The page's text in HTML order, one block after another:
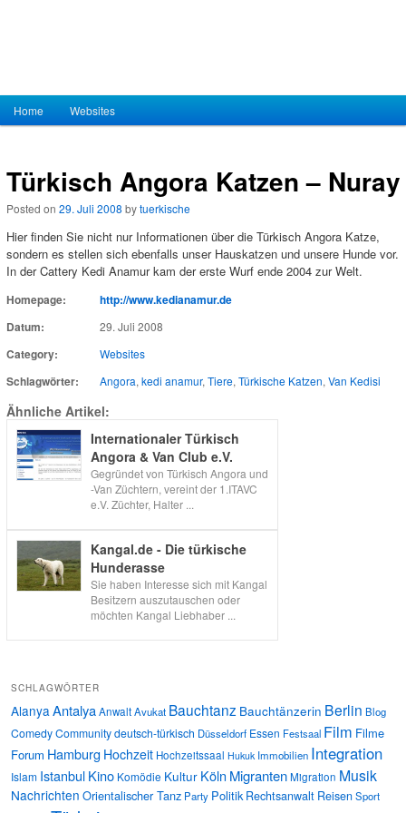
Hauptmenü
Zum Inhalt wechseln
Zum sekundären Inhalt wechseln
Home Websites
Türkisch Angora Katzen – Nuray
Posted on 29. Juli 2008 bytuerkische
Hier finden Sie nicht nur Informationen über die Türkisch Angora Katze,
sondern es stellen sich ebenfalls unser Hauskatzen und unsere Hunde vor.
In der Cattery Kedi Anamur kam der erste Wurf ende 2004 zur Welt.
Homepage:
http://www.kedianamur.de
Datum:
29. Juli 2008
Category: Websites
Schlagwörter: Angora, kedi anamur, Tiere, Türkische Katzen, Van Kedisi
Ähnliche Artikel:
Internationaler Türkisch
Angora & Van Club e.V.
Gegründet von Türkisch Angora und
-Van Züchtern, vereint der 1.ITAVC
e.V. Züchter, Halter ...
Kangal.de - Die türkische
Hunderasse
Sie haben Interesse sich mit Kangal
Besitzern auszutauschen oder
möchten Kangal Liebhaber ...
SCHLAGWÖRTER
Alanya AntalyaAnwaltAvukat Bauchtanz Bauchtänzerin Berlin Blog
ComedyCommunitydeutsch-türkisch Düsseldorf Essen Festsaal Film Filme
Forum Hamburg Hochzeit Hochzeitssaal Hukuk Immobilien Integration
Islam IstanbulKino Komödie Kultur Köln MigrantenMigration Musik
Nachrichten Orientalischer Tanz Party Politik Rechtsanwalt ReisenSport